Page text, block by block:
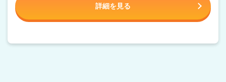
詳細を見る